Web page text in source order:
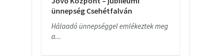
ünnepség Csehétfalván
Hálaadó ünnepséggel emlékeztek meg
a...